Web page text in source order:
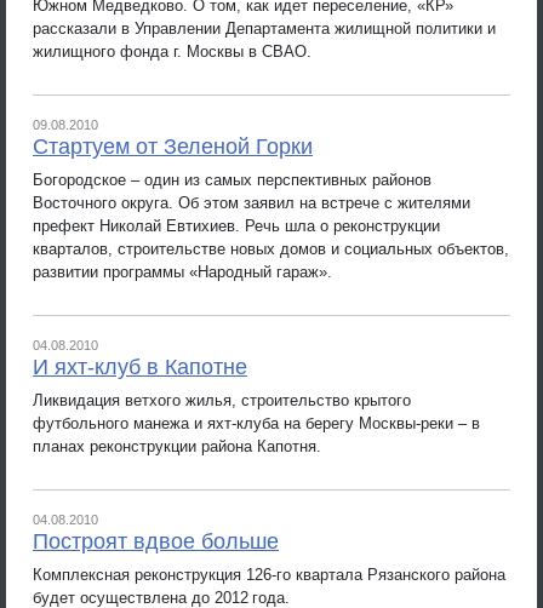
Южном Медведково. О том, как идет переселение, «КР»
рассказали в Управлении Департамента жилищной политики и
жилищного фонда г. Москвы в СВАО.
09.08.2010
Стартуем от Зеленой Горки
Богородское – один из самых перспективных районов
Восточного округа. Об этом заявил на встрече с жителями
префект Николай Евтихиев. Речь шла о реконструкции
кварталов, строительстве новых домов и социальных объектов,
развитии программы «Народный гараж».
04.08.2010
И яхт-клуб в Капотне
Ликвидация ветхого жилья, строительство крытого
футбольного манежа и яхт-клуба на берегу Москвы-реки – в
планах реконструкции района Капотня.
04.08.2010
Построят вдвое больше
Комплексная реконструкция 126-го квартала Рязанского района
будет осуществлена до 2012 года.